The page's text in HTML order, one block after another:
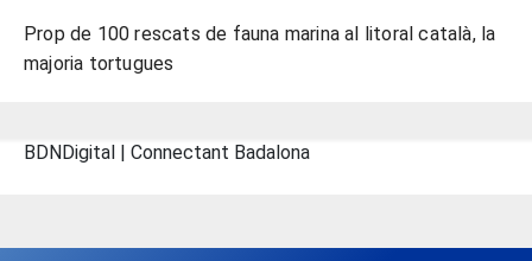
Prop de 100 rescats de fauna marina al litoral català, la
majoria tortugues
BDNDigital | Connectant Badalona